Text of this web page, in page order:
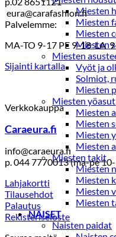
Miesten
Miesten
Miesten
Miesten
Miesten
Vyöt ja
Solmiot,
Miesten
Miesten
Miesten
Miesten
Miesten
Miesten
Miesten takit
Miesten
Miesten
Miesten
Miesten
NAISET
Naisten paidat
eura@carafashion.fi
Palvelemme:
MA-TO 9-17 PE 9-18 LA
Sijainti kartalla
Verkkokauppa
Caraeura.fi
info@caraeura.fi
p. 044 7770013 (ma-pe
Lahjakortti
Tilausehdot
Palautus
Rekisteriseloste